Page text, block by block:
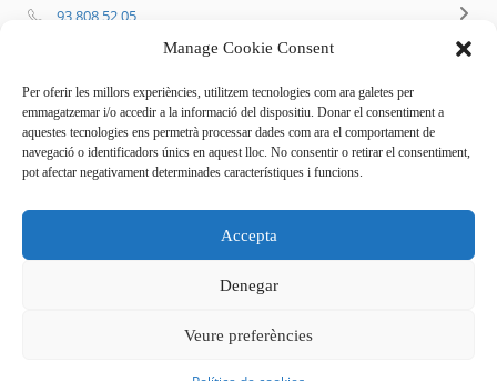
Manage Cookie Consent
Per oferir les millors experiències, utilitzem tecnologies com ara galetes per
emmagatzemar i/o accedir a la informació del dispositiu. Donar el consentiment a
aquestes tecnologies ens permetrà processar dades com ara el comportament de
navegació o identificadors únics en aquest lloc. No consentir o retirar el consentiment,
pot afectar negativament determinades característiques i funcions.
Accepta
Denegar
Veure preferències
93 808 52 05
Descripció
Centre d’estètica, depilació amb cera, làser, tractaments
corporals, facials, mans i peus, pestanyes, maquillatge,